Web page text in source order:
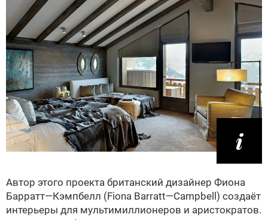
Автор этого проекта британский дизайнер Фиона
Барратт—Кэмпбелл (Fiona Barratt—Campbell) создаёт
интерьеры для мультимиллионеров и аристократов.